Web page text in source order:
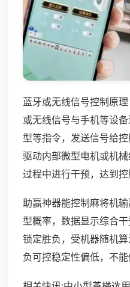
蓝牙或无线信号控制原
或无线信号与手机等设
型等指令，发送信号给
驱动内部微型电机或机
过程中进行干预，达到控
助赢神器能控制麻将机
型概率，数据显示综合
锁定胜负，受机器随机
负可控稳定性偏低，不能